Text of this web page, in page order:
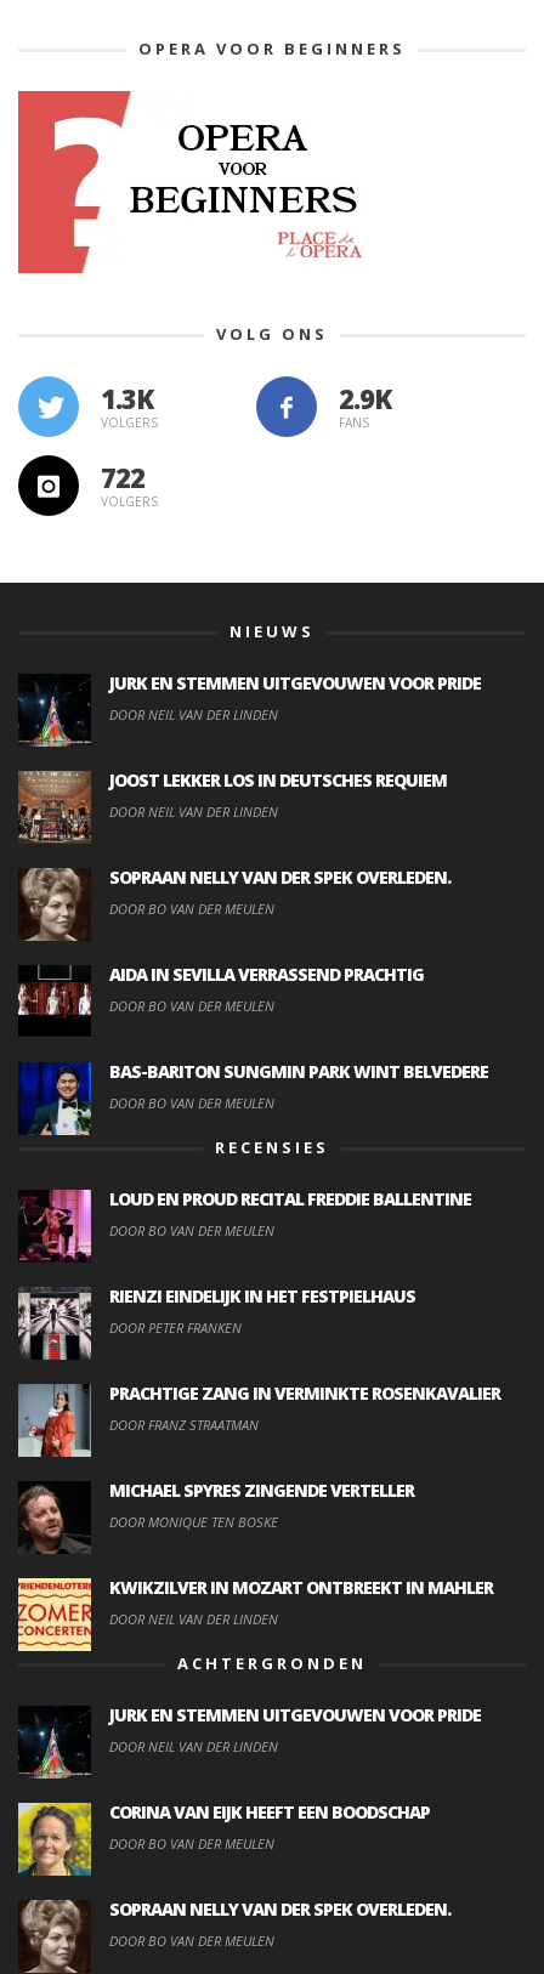
OPERA VOOR BEGINNERS
VOLG ONS
1.3K
VOLGERS FANS
722
VOLGERS
NIEUWS
JURK EN STEMMEN UITGEVOUWEN VOOR PRIDE
DOOR NEIL VAN DER LINDEN
JOOST LEKKER LOS IN DEUTSCHES REQUIEM
DOOR NEIL VAN DER LINDEN
SOPRAAN NELLY VAN DER SPEK OVERLEDEN.
DOOR BO VAN DER MEULEN
AIDA IN SEVILLA VERRASSEND PRACHTIG
DOOR BO VAN DER MEULEN
BAS-BARITON SUNGMIN PARK WINT BELVEDERE
DOOR BO VAN DER MEULEN
RECENSIES
LOUD EN PROUD RECITAL FREDDIE BALLENTINE
DOOR BO VAN DER MEULEN
RIENZI EINDELIJK IN HET FESTPIELHAUS
DOOR PETER FRANKEN
PRACHTIGE ZANG IN VERMINKTE ROSENKAVALIER
DOOR FRANZ STRAATMAN
MICHAEL SPYRES ZINGENDE VERTELLER
DOOR MONIQUE TEN BOSKE
KWIKZILVER IN MOZART ONTBREEKT IN MAHLER
DOOR NEIL VAN DER LINDEN
ACHTERGRONDEN
JURK EN STEMMEN UITGEVOUWEN VOOR PRIDE
DOOR NEIL VAN DER LINDEN
CORINA VAN EIJK HEEFT EEN BOODSCHAP
DOOR BO VAN DER MEULEN
SOPRAAN NELLY VAN DER SPEK OVERLEDEN.
DOOR BO VAN DER MEULEN